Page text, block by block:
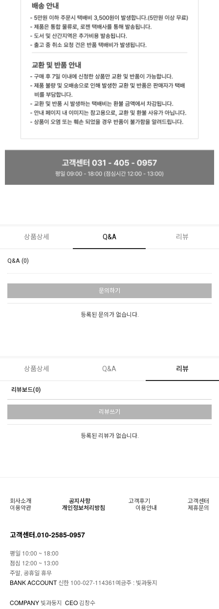
상품상세 Q&A 리뷰
Q&A (0)
문의하기
등록된 문의가 없습니다.
상품상세 Q&A 리뷰
리뷰보드(0)
리뷰쓰기
등록된 리뷰가 없습니다.
회사소개 공지사항 고객후기
고객센터
이용약관
개인정보처리방침 이용안내 제휴문의
고객센터.010-2585-0957
평일 10:00 ~ 18:00
점심 12:00 ~ 13:00
주말, 공휴일 휴무
BANK ACCOUNT신한 100-027-114361예금주 : 빛과둥지
COMPANY 빛과둥지 CEO김창수